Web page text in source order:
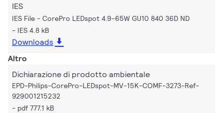
IES
IES File - CorePro LEDspot 4.9-65W GU10 840 36D ND
IES 4.8 kB
Downloads
Altro
Dichiarazione di prodotto ambientale
EPD-Philips-CorePro-LEDspot-MV-15K-COMF-3273-Ref-
929001215232
pdf 777.1 kB